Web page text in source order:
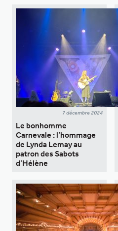
7 décembre 2024
Le bonhomme
Carnevale : l’hommage
de Lynda Lemay au
patron des Sabots
d’Hélène